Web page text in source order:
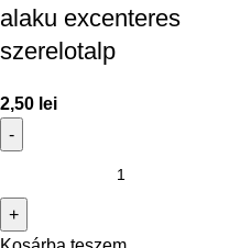
alaku excenteres
szerelotalp
2,50 lei